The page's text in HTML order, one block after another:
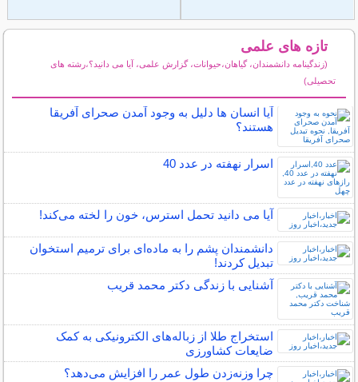
تازه های علمی
(زندگینامه دانشمندان، گیاهان،حیوانات، گزارش علمی، آیا می دانید؟،رشته های
تحصیلی)
آیا انسان ها دلیل به وجود آمدن صحرای آفریقا
هستند؟
اسرار نهفته در عدد 40
آیا می دانید تحمل استرس، خون را لخته می‌کند!
دانشمندان پشم را به ماده‌ای برای ترمیم استخوان
تبدیل کردند!
آشنایی با زندگی دکتر محمد قریب
استخراج طلا از زباله‌های الکترونیکی به کمک
ضایعات کشاورزی
چرا وزنه‌زدن طول عمر را افزایش می‌دهد؟